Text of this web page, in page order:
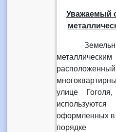
Уважаемый
Земельный
улице
оформленных в
порядке